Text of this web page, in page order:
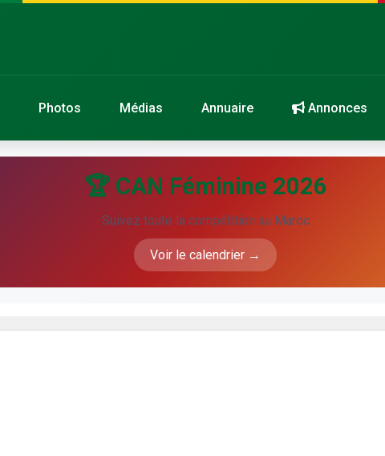
Photos Médias Annuaire Annonces
🏆 CAN Féminine 2026
Suivez toute la compétition au Maroc
Voir le calendrier →